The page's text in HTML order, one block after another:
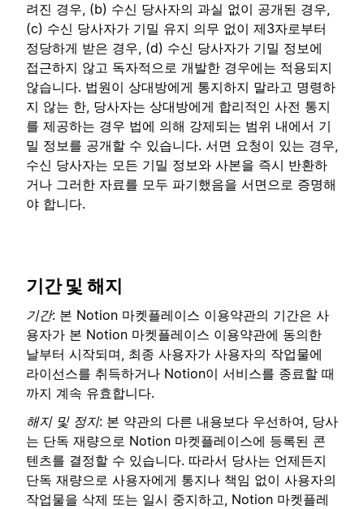
려진 경우, (b) 수신 당사자의 과실 없이 공개된 경우,
(c) 수신 당사자가 기밀 유지 의무 없이 제3자로부터
정당하게 받은 경우, (d) 수신 당사자가 기밀 정보에
접근하지 않고 독자적으로 개발한 경우에는 적용되지
않습니다. 법원이 상대방에게 통지하지 말라고 명령하
지 않는 한, 당사자는 상대방에게 합리적인 사전 통지
를 제공하는 경우 법에 의해 강제되는 범위 내에서 기
밀 정보를 공개할 수 있습니다. 서면 요청이 있는 경우,
수신 당사자는 모든 기밀 정보와 사본을 즉시 반환하
거나 그러한 자료를 모두 파기했음을 서면으로 증명해
야 합니다.
기간 및 해지
기간: 본 Notion 마켓플레이스 이용약관의 기간은 사
용자가 본 Notion 마켓플레이스 이용약관에 동의한
날부터 시작되며, 최종 사용자가 사용자의 작업물에
라이선스를 취득하거나 Notion이 서비스를 종료할 때
까지 계속 유효합니다.
해지 및 정지: 본 약관의 다른 내용보다 우선하여, 당사
는 단독 재량으로 Notion 마켓플레이스에 등록된 콘
텐츠를 결정할 수 있습니다. 따라서 당사는 언제든지
단독 재량으로 사용자에게 통지나 책임 없이 사용자의
작업물을 삭제 또는 일시 중지하고, Notion 마켓플레